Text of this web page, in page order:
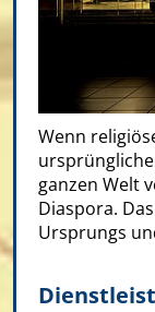
Wenn
ganzen Welt
Diaspora.
Ursprungs